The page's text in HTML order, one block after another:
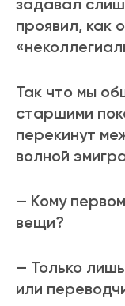
задавал
проявил, как
Так что мы
старшими
перекинут
волной
— Кому
вещи?
— Только
или